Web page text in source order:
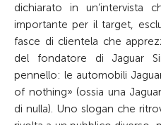
dichiarato in
importante per il target,
fasce di clientela che
del fondatore di Jaguar
pennello: le automobili
of nothing» (ossia una
di nulla). Uno slogan che